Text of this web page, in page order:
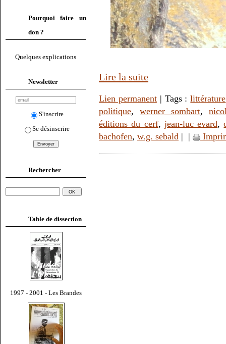
Pourquoi faire un
don ?
Quelques explications
Newsletter
S'inscrire
Se désinscrire
Rechercher
Table de dissection
1997 - 2001 - Les Brandes
Lire la suite
Lien permanent| Tags :littérature
politique, werner sombart,
éditions du cerf, jean-luc evard,
bachofen, w.g. sebald | |